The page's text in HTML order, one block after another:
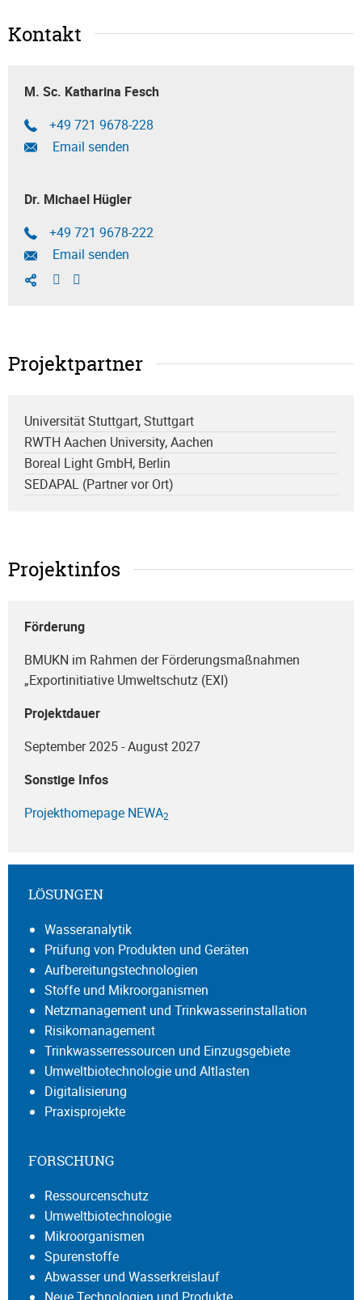
Kontakt
M. Sc. Katharina Fesch
+49 721 9678-228
Email senden
Dr. Michael Hügler
+49 721 9678-222
Email senden
Projektpartner
Universität Stuttgart, Stuttgart
RWTH Aachen University, Aachen
Boreal Light GmbH, Berlin
SEDAPAL (Partner vor Ort)
Projektinfos
Förderung
BMUKN im Rahmen der Förderungsmaßnahmen
„Exportinitiative Umweltschutz (EXI)
Projektdauer
September 2025 - August 2027
Sonstige Infos
Projekthomepage NEWA2
LÖSUNGEN
Wasseranalytik
Prüfung von Produkten und Geräten
Aufbereitungstechnologien
Stoffe und Mikroorganismen
Netzmanagement und Trinkwasserinstallation
Risikomanagement
Trinkwasserressourcen und Einzugsgebiete
Umweltbiotechnologie und Altlasten
Digitalisierung
Praxisprojekte
FORSCHUNG
Ressourcenschutz
Umweltbiotechnologie
Mikroorganismen
Spurenstoffe
Abwasser und Wasserkreislauf